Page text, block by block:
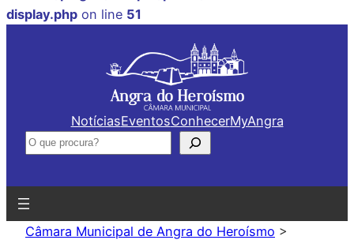
display.php on line 51
NotíciasEventosConhecerMyAngra
Pesquisar
Câmara Municipal de Angra do Heroísmo >